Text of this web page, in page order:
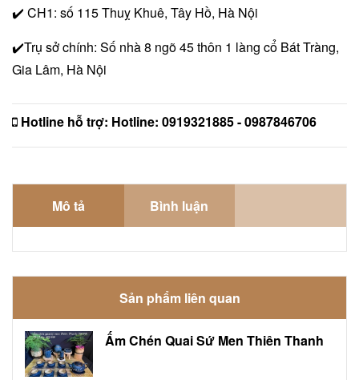
✔️ CH1: số 115 Thuỵ Khuê, Tây Hồ, Hà Nội
✔️Trụ sở chính: Số nhà 8 ngõ 45 thôn 1 làng cổ Bát Tràng,
Gia Lâm, Hà Nội
Hotline hỗ trợ: Hotline: 0919321885 - 0987846706
Mô tả Bình luận
Sản phẩm liên quan
Ấm Chén Quai Sứ Men Thiên Thanh